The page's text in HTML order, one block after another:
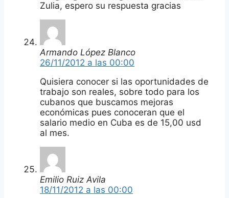
Zulia, espero su respuesta gracias
Armando López Blanco
26/11/2012 a las 00:00
Quisiera conocer si las oportunidades de
trabajo son reales, sobre todo para los
cubanos que buscamos mejoras
económicas pues conoceran que el
salario medio en Cuba es de 15,00 usd
al mes.
Emilio Ruiz Avila
18/11/2012 a las 00:00